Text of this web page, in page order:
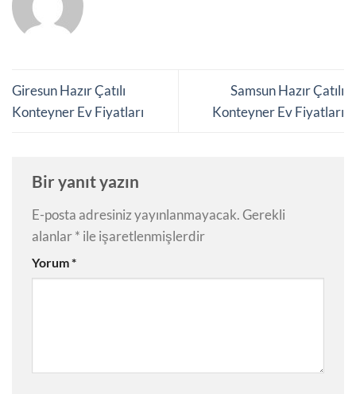
Giresun Hazır Çatılı
Konteyner Ev Fiyatları
Samsun Hazır Çatılı
Konteyner Ev Fiyatları
Bir yanıt yazın
E-posta adresiniz yayınlanmayacak.Gerekli
alanlar* ile işaretlenmişlerdir
Yorum*